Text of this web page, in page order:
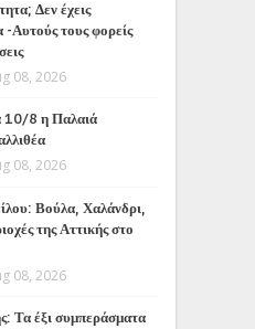
Δεν έχεις
-Αυτούς τους φορείς
08, 2026
10/8 η Παλαιά
08, 2026
Βούλα, Χαλάνδρι,
της Αττικής στο
08, 2026
Τα έξι συμπεράσματα